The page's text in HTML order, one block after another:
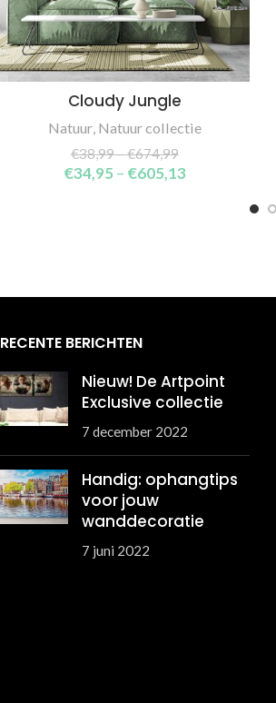
SELECT OPTIONS
Cloudy Jungle
Natuur, Natuur collectie
€38,99–€674,99
€34,95 – €605,13
RECENTE BERICHTEN
Nieuw! De Artpoint
Exclusive collectie
7 december 2022
Handig: ophangtips
voor jouw
wanddecoratie
7 juni 2022